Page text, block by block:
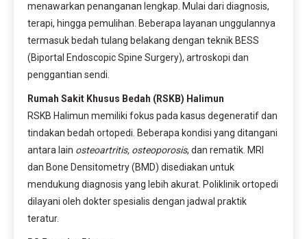
menawarkan penanganan lengkap. Mulai dari diagnosis,
terapi, hingga pemulihan. Beberapa layanan unggulannya
termasuk bedah tulang belakang dengan teknik BESS
(Biportal Endoscopic Spine Surgery), artroskopi dan
penggantian sendi.
Rumah Sakit Khusus Bedah (RSKB) Halimun
RSKB Halimun memiliki fokus pada kasus degeneratif dan
tindakan bedah ortopedi. Beberapa kondisi yang ditangani
antara lain osteoartritis, osteoporosis, dan rematik. MRI
dan Bone Densitometry (BMD) disediakan untuk
mendukung diagnosis yang lebih akurat. Poliklinik ortopedi
dilayani oleh dokter spesialis dengan jadwal praktik
teratur.